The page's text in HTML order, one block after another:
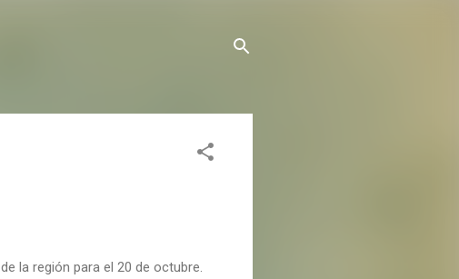
de la región para el 20 de octubre.